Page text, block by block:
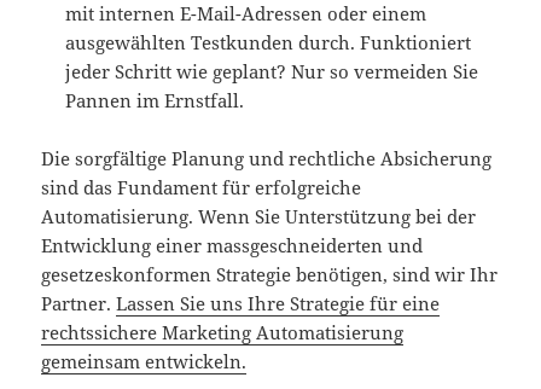
mit internen E-Mail-Adressen oder einem
ausgewählten Testkunden durch. Funktioniert
jeder Schritt wie geplant? Nur so vermeiden Sie
Pannen im Ernstfall.
Die sorgfältige Planung und rechtliche Absicherung
sind das Fundament für erfolgreiche
Automatisierung. Wenn Sie Unterstützung bei der
Entwicklung einer massgeschneiderten und
gesetzeskonformen Strategie benötigen, sind wir Ihr
Partner.Lassen Sie uns Ihre Strategie für eine
rechtssichere Marketing Automatisierung
gemeinsam entwickeln.